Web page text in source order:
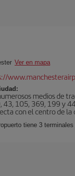
Ver en mapa
medios de
105, 369, 199 y
con el centro de la
tiene 3